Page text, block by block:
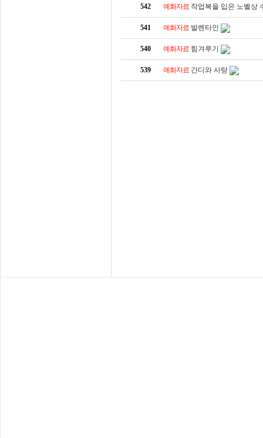
542 예화자료 작업복을 입은 노벨상
541 예화자료 발렌타인
540 예화자료 힘겨루기
539 예화자료 간디와 사탕